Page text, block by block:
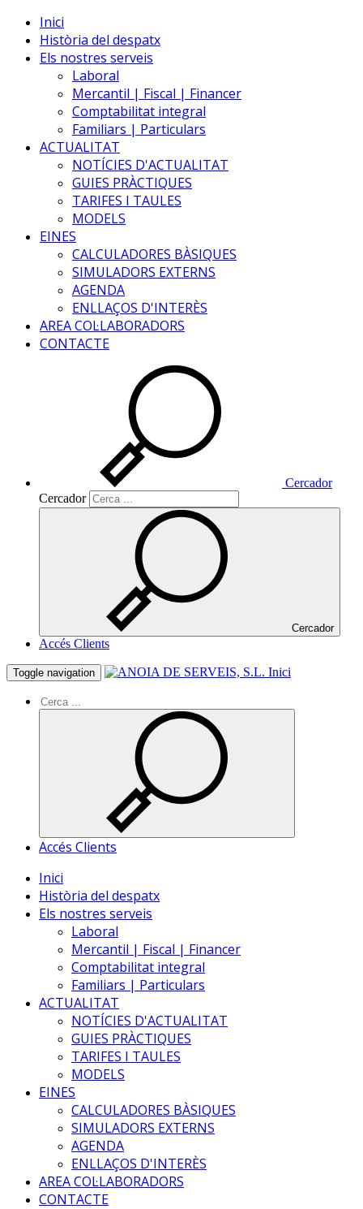
Inici
Història del despatx
Els nostres serveis
Laboral
Mercantil | Fiscal | Financer
Comptabilitat integral
Familiars | Particulars
ACTUALITAT
NOTÍCIES D'ACTUALITAT
GUIES PRÀCTIQUES
TARIFES I TAULES
MODELS
EINES
CALCULADORES BÀSIQUES
SIMULADORS EXTERNS
AGENDA
ENLLAÇOS D'INTERÈS
AREA COL·LABORADORS
CONTACTE
Cercador
Cercador
Cercador
Accés Clients
Toggle navigation Inici
Accés Clients
Inici
Història del despatx
Els nostres serveis
Laboral
Mercantil | Fiscal | Financer
Comptabilitat integral
Familiars | Particulars
ACTUALITAT
NOTÍCIES D'ACTUALITAT
GUIES PRÀCTIQUES
TARIFES I TAULES
MODELS
EINES
CALCULADORES BÀSIQUES
SIMULADORS EXTERNS
AGENDA
ENLLAÇOS D'INTERÈS
AREA COL·LABORADORS
CONTACTE